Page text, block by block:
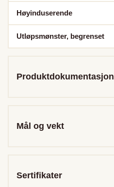
Høyinduserende
Utløpsmønster, begrenset
Produktdokumentasjon
Mål og vekt
Sertifikater